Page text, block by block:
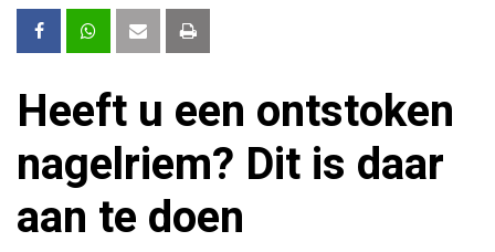
Heeft u een ontstoken
nagelriem? Dit is daar
aan te doen